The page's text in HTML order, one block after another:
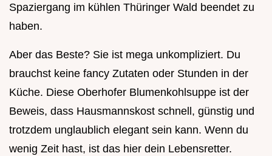
Spaziergang im kühlen Thüringer Wald beendet zu
haben.
Aber das Beste? Sie ist mega unkompliziert. Du
brauchst keine fancy Zutaten oder Stunden in der
Küche. Diese Oberhofer Blumenkohlsuppe ist der
Beweis, dass Hausmannskost schnell, günstig und
trotzdem unglaublich elegant sein kann. Wenn du
wenig Zeit hast, ist das hier dein Lebensretter.